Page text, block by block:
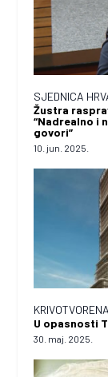
SJEDNICA
Žustra
“Nadrealno i
govori”
10. jun. 2025.
U opasnosti
30. maj. 2025.